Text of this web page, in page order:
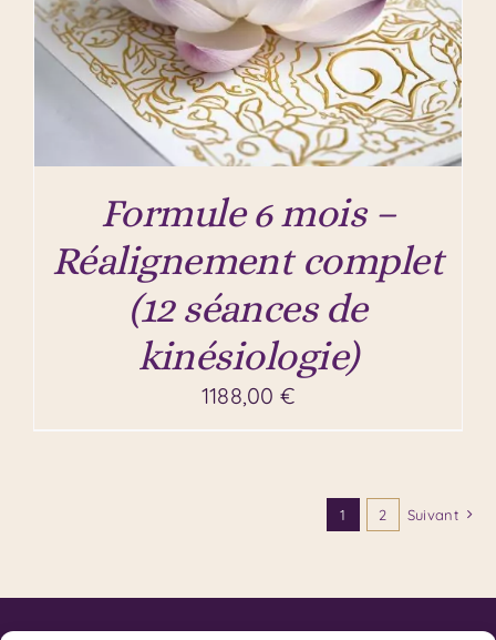
Formule 6 mois –
Réalignement complet
(12 séances de
kinésiologie)
1188,00€
1 2 Suivant